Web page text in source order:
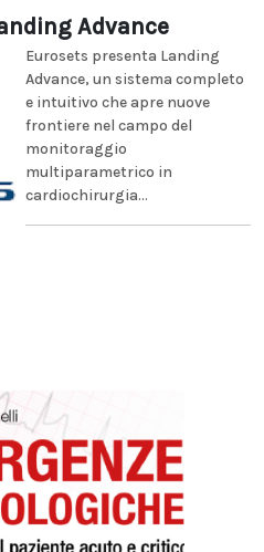
Advance
Eurosets presenta Landing
Advance, un sistema completo
e intuitivo che apre nuove
frontiere nel campo del
monitoraggio
multiparametrico in
cardiochirurgia...